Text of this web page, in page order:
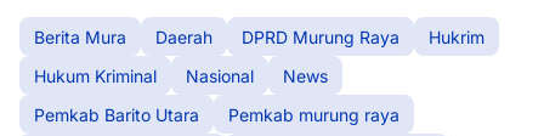
Berita Mura Daerah DPRD Murung Raya
Hukrim
Hukum Kriminal
Nasional
News
Pemkab Barito Utara
Pemkab murung raya